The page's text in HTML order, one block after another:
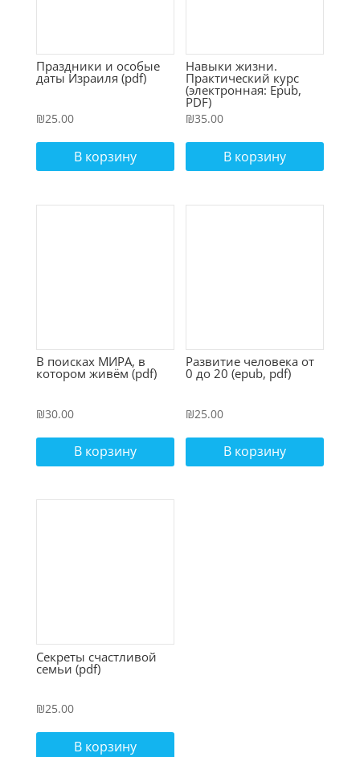
Праздники и особые
даты Израиля (pdf)
₪25.00
В корзину
Навыки жизни.
Практический курс
(электронная: Epub,
PDF)
₪35.00
В корзину
В поисках МИРА, в
котором живём (pdf)
₪30.00
В корзину
Развитие человека от
0 до 20 (epub, pdf)
₪25.00
В корзину
Секреты счастливой
семьи (pdf)
₪25.00
В корзину